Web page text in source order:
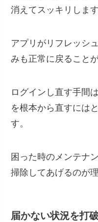
消えてスッキリします
アプリがリフレッシ
みも正常に戻ること
ログインし直す手間
を根本から直すには
す。
困った時のメンテナ
掃除してあげるのが
届かない状況を打